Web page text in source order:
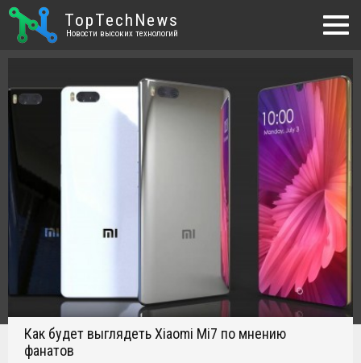
TopTechNews
Новости высоких технологий
Как будет выглядеть Xiaomi Mi7 по мнению
фанатов